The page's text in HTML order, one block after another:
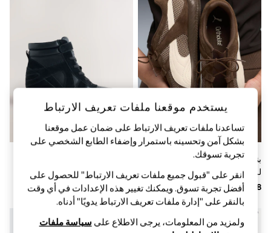
Sandals & Sliders
Jumpsuits & Playsuits
Shorts & Skirts
Sun Safe
Sun Hats & Caps
Sunglasses
Women's Holiday Shop
Women's Travel Styles
Occasionwear
Tops & T-Shirts
Cover Ups & Kaftans
Sandals
Swimwear
Jumpsuits & Playsuits
Beachwear
Skirts
Trousers
Sunglasses
بني - حذاء رياضي Speedcat Go
للنساء من Puma
وكعب عريض من ®Forever
Comfort
يستخدم موقعنا ملفات تعريف الارتباط
تساعدنا ملفات تعريف الارتباط على ضمان عمل موقعنا
بشكل آمن وتحسينه باستمرار وإضفاء الطابع الشخصي على
تجربة تسوقك.‏
انقر على "قبول جميع ملفات تعريف الارتباط" للحصول على
أفضل تجربة تسوق. ويمكنك تغيير هذه الإعدادات في أي وقت
بالنقر على "إدارة ملفات تعريف الارتباط يدويًا" أدناه.
ولمزيد من المعلومات، يرجى الاطلاع على سياسة ملفات